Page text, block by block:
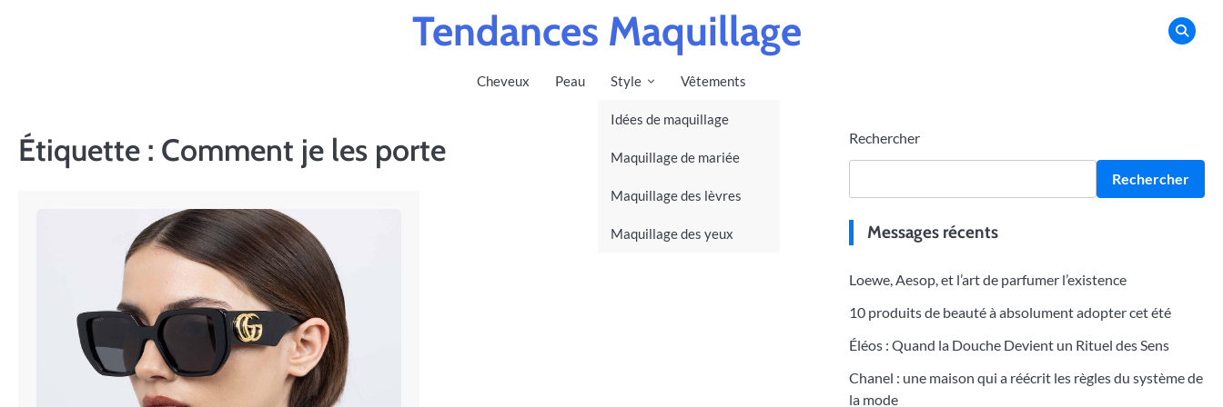
Tendances Maquillage
Cheveux Peau Style
Idées de maquillage
Maquillage de mariée
Maquillage des lèvres
Maquillage des yeux
Vêtements
Étiquette : Comment je les porte Rechercher
Rechercher
Messages récents
Loewe, Aesop, et l’art de parfumer l’existence
10 produits de beauté à absolument adopter cet été
Éléos : Quand la Douche Devient un Rituel des Sens
Chanel : une maison qui a réécrit les règles du système de
la mode